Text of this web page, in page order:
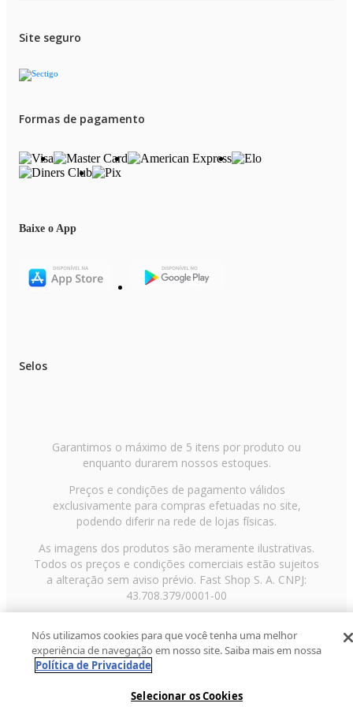
faturamos pedidos para CNPJ por este portal de vendas;
Site seguro
Formas de pagamento
Baixe o App
Selos
Garantimos o máximo de 5 itens por produto ou
enquanto durarem nossos estoques.
Preços e condições de pagamento válidos
exclusivamente para compras efetuadas no site,
podendo diferir na rede de lojas físicas.
As imagens dos produtos são meramente ilustrativas.
Todos os preços e condições comerciais estão sujeitos
a alteração sem aviso prévio. Fast Shop S. A. CNPJ:
43.708.379/0001-00
Paulo/SP, CEP 02029-001, Telefone: 11 3003-3728 ©
2013 Fast Shop - Todos os direitos reservadosRF
Nós utilizamos cookies para que você tenha uma melhor
experiência de navegação em nosso site. Saiba mais em nossa
Política de Privacidade
Selecionar os Cookies